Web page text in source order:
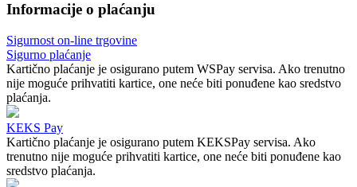
Informacije o plaćanju
Sigurnost on-line trgovine
Sigurno plaćanje
Kartično plaćanje je osigurano putem WSPay servisa. Ako trenutno
nije moguće prihvatiti kartice, one neće biti ponuđene kao sredstvo
plaćanja.
KEKS Pay
Kartično plaćanje je osigurano putem KEKSPay servisa. Ako
trenutno nije moguće prihvatiti kartice, one neće biti ponuđene kao
sredstvo plaćanja.